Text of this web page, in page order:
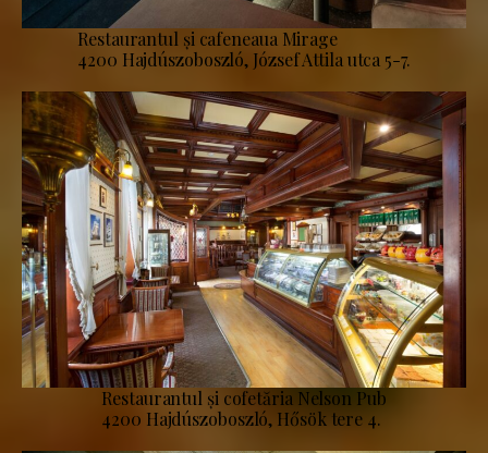
Restaurantul și cafeneaua Mirage
4200 Hajdúszoboszló, József Attila utca 5-7.
Restaurantul și cofetăria Nelson Pub
4200 Hajdúszoboszló, Hősök tere 4.